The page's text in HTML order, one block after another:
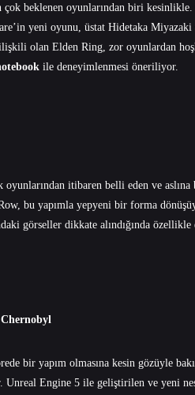
beklenen oyunlarından biri kesinlikle.
yeni oyunu, üstat Hidetaka Miyazaki
olan Elden Ring, zor oyunlardan
ile deneyimlenmesi öneriliyor.
itibaren belli eden ve aslına
bu yapımla yepyeni bir forma
görseller dikkate alındığında özellikle
bir yapım olmasına kesin gözüyle
Engine 5 ile geliştirilen ve yeni